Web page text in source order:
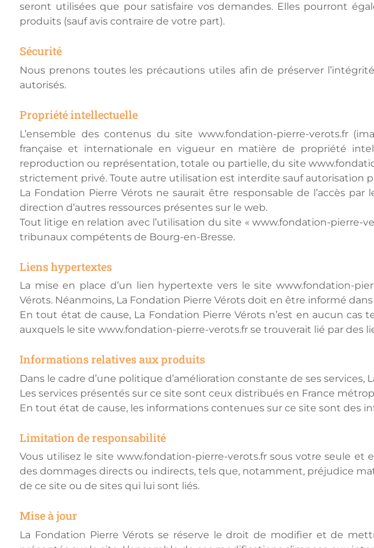
seront utilisées que pour satisfaire vos demandes. Elles pourront
produits (sauf avis contraire de votre part).
Sécurité
Nous prenons toutes les précautions utiles afin de préserver
autorisés.
Propriété intellectuelle
L’ensemble des contenus du site www.fondation-pierre-verots.fr
française et internationale en vigueur en matière de propriété
reproduction ou représentation, totale ou partielle, du site
strictement privé. Toute autre utilisation est interdite sauf autorisation
La Fondation Pierre Vérots ne saurait être responsable de l’accès
direction d’autres ressources présentes sur le web.
Tout litige en relation avec l’utilisation du site « www.fondation-pierre-
tribunaux compétents de Bourg-en-Bresse.
Liens hypertextes
La mise en place d’un lien hypertexte vers le site www.fondation-
Vérots. Néanmoins, La Fondation Pierre Vérots doit en être informé
En tout état de cause, La Fondation Pierre Vérots n’est en aucun
auxquels le site www.fondation-pierre-verots.fr se trouverait lié par des
Informations relatives aux produits
Dans le cadre d’une politique d’amélioration constante de ses
Les services présentés sur ce site sont ceux distribués en France
En tout état de cause, les informations contenues sur ce site sont des
Limitation de responsabilité
Vous utilisez le site www.fondation-pierre-verots.fr sous votre seule
des dommages directs ou indirects, tels que, notamment, préjudice
de ce site ou de sites qui lui sont liés.
Mise à jour
La Fondation Pierre Vérots se réserve le droit de modifier et de